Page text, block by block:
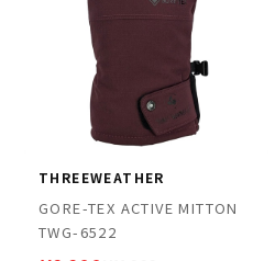
THREEWEATHER
GORE-TEX ACTIVE MITTON
TWG-6522